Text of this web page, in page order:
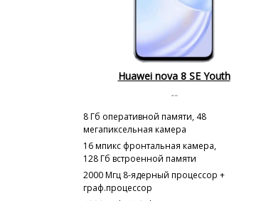
Huawei nova 8 SE Youth
--
8 Гб оперативной памяти, 48
мегапиксельная камера
16 мпикс фронтальная камера,
128 Гб встроенной памяти
2000 Мгц 8-ядерный процессор +
граф.процессор